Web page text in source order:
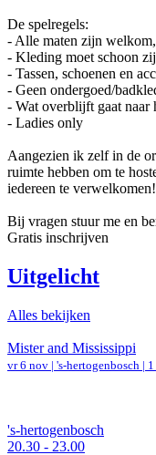
De spelregels:
- Alle maten zijn
- Kleding moet schoon
- Tassen, schoenen en
- Geen ondergoed/
- Wat overblijft gaat naar
- Ladies only
Aangezien ik zelf in de
ruimte hebben om te
iedereen te verwelkomen!
Bij vragen stuur me en
Gratis inschrijven
Uitgelicht
Alles bekijken
Mister and Mississippi
vr 6 nov | 's-hertogenbosch |
's-hertogenbosch
20.30 - 23.00